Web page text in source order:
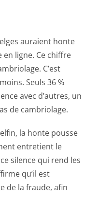
auraient honte
en ligne. Ce chiffre
C’est
Seuls 36 %
avec d’autres, un
de cambriolage.
la honte pousse
entretient le
silence qui rend les
qu’il est
de la fraude, afin